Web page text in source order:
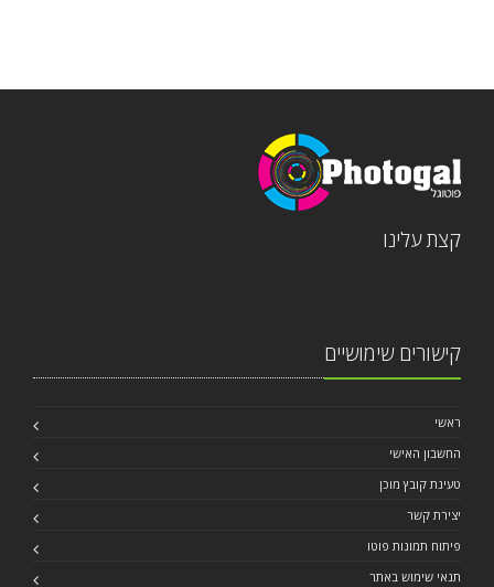
קצת עלינו
קישורים שימושיים
ראשי
החשבון האישי
טעינת קובץ מוכן
יצירת קשר
פיתוח תמונות פוטו
תנאי שימוש באתר